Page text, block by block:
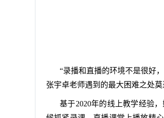
“录播和直播的环境不是很好
张宇卓老师遇到的最大困难之处
基于2020年的线上教学经验